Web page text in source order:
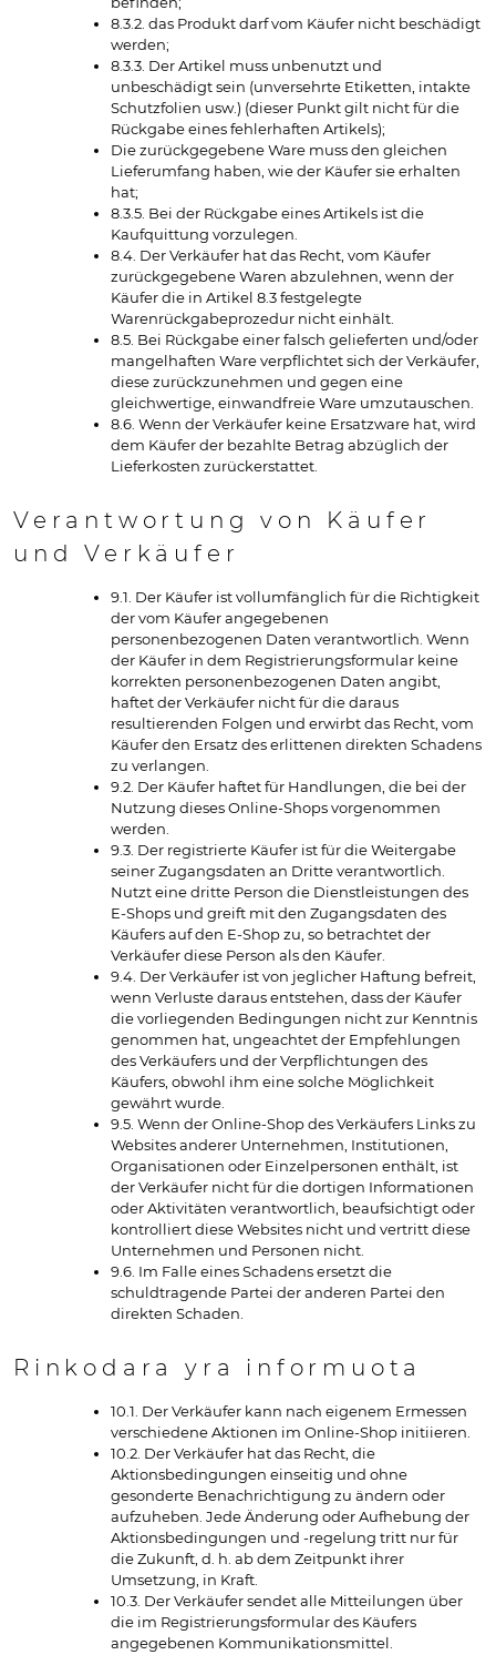
8.3.2. das Produkt darf vom Käufer nicht beschädigt
werden;
8.3.3. Der Artikel muss unbenutzt und
unbeschädigt sein (unversehrte Etiketten, intakte
Schutzfolien usw.) (dieser Punkt gilt nicht für die
Rückgabe eines fehlerhaften Artikels);
Die zurückgegebene Ware muss den gleichen
Lieferumfang haben, wie der Käufer sie erhalten
hat;
8.3.5. Bei der Rückgabe eines Artikels ist die
Kaufquittung vorzulegen.
8.4. Der Verkäufer hat das Recht, vom Käufer
zurückgegebene Waren abzulehnen, wenn der
Käufer die in Artikel 8.3 festgelegte
Warenrückgabeprozedur nicht einhält.
8.5. Bei Rückgabe einer falsch gelieferten und/oder
mangelhaften Ware verpflichtet sich der Verkäufer,
diese zurückzunehmen und gegen eine
gleichwertige, einwandfreie Ware umzutauschen.
8.6. Wenn der Verkäufer keine Ersatzware hat, wird
dem Käufer der bezahlte Betrag abzüglich der
Lieferkosten zurückerstattet.
Verantwortung von Käufer
und Verkäufer
9.1. Der Käufer ist vollumfänglich für die Richtigkeit
der vom Käufer angegebenen
personenbezogenen Daten verantwortlich. Wenn
der Käufer in dem Registrierungsformular keine
korrekten personenbezogenen Daten angibt,
haftet der Verkäufer nicht für die daraus
resultierenden Folgen und erwirbt das Recht, vom
Käufer den Ersatz des erlittenen direkten Schadens
zu verlangen.
9.2. Der Käufer haftet für Handlungen, die bei der
Nutzung dieses Online-Shops vorgenommen
werden.
9.3. Der registrierte Käufer ist für die Weitergabe
seiner Zugangsdaten an Dritte verantwortlich.
Nutzt eine dritte Person die Dienstleistungen des
E-Shops und greift mit den Zugangsdaten des
Käufers auf den E-Shop zu, so betrachtet der
Verkäufer diese Person als den Käufer.
9.4. Der Verkäufer ist von jeglicher Haftung befreit,
wenn Verluste daraus entstehen, dass der Käufer
die vorliegenden Bedingungen nicht zur Kenntnis
genommen hat, ungeachtet der Empfehlungen
des Verkäufers und der Verpflichtungen des
Käufers, obwohl ihm eine solche Möglichkeit
gewährt wurde.
9.5. Wenn der Online-Shop des Verkäufers Links zu
Websites anderer Unternehmen, Institutionen,
Organisationen oder Einzelpersonen enthält, ist
der Verkäufer nicht für die dortigen Informationen
oder Aktivitäten verantwortlich, beaufsichtigt oder
kontrolliert diese Websites nicht und vertritt diese
Unternehmen und Personen nicht.
9.6. Im Falle eines Schadens ersetzt die
schuldtragende Partei der anderen Partei den
direkten Schaden.
Rinkodara yra informuota
10.1. Der Verkäufer kann nach eigenem Ermessen
verschiedene Aktionen im Online-Shop initiieren.
10.2. Der Verkäufer hat das Recht, die
Aktionsbedingungen einseitig und ohne
gesonderte Benachrichtigung zu ändern oder
aufzuheben. Jede Änderung oder Aufhebung der
Aktionsbedingungen und -regelung tritt nur für
die Zukunft, d. h. ab dem Zeitpunkt ihrer
Umsetzung, in Kraft.
10.3. Der Verkäufer sendet alle Mitteilungen über
die im Registrierungsformular des Käufers
angegebenen Kommunikationsmittel.